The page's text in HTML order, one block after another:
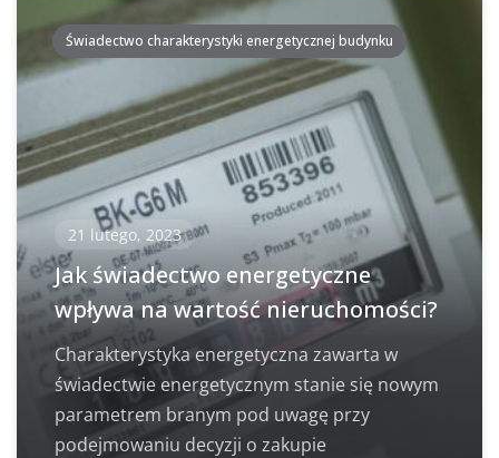
Świadectwo charakterystyki energetycznej budynku
21 lutego, 2023
Jak świadectwo energetyczne
wpływa na wartość nieruchomości?
Charakterystyka energetyczna zawarta w
świadectwie energetycznym stanie się nowym
parametrem branym pod uwagę przy
podejmowaniu decyzji o zakupie